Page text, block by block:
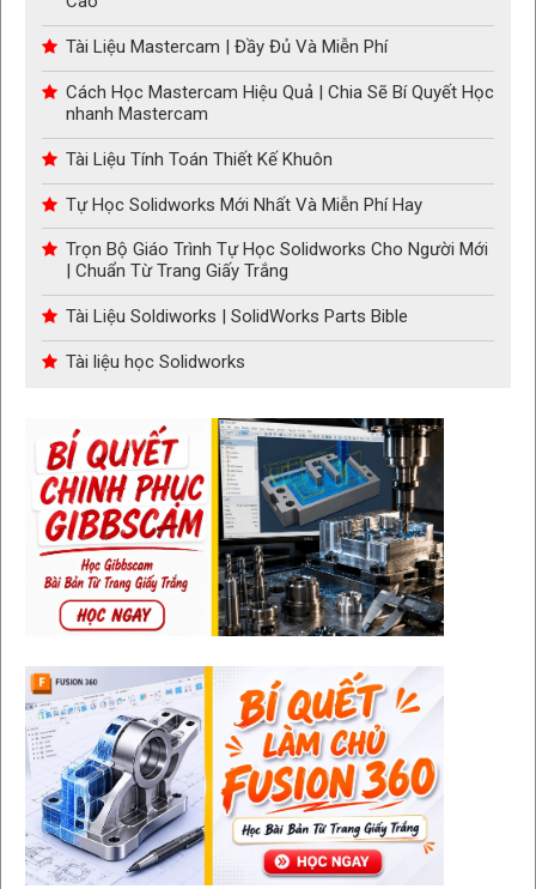
Tài Liệu Mastercam | Đầy Đủ Và Miễn Phí
Cách Học Mastercam Hiệu Quả | Chia Sẽ Bí Quyết Học
nhanh Mastercam
Tài Liệu Tính Toán Thiết Kế Khuôn
Tự Học Solidworks Mới Nhất Và Miễn Phí Hay
Trọn Bộ Giáo Trình Tự Học Solidworks Cho Người Mới
| Chuẩn Từ Trang Giấy Trắng
Tài Liệu Soldiworks | SolidWorks Parts Bible
Tài liệu học Solidworks